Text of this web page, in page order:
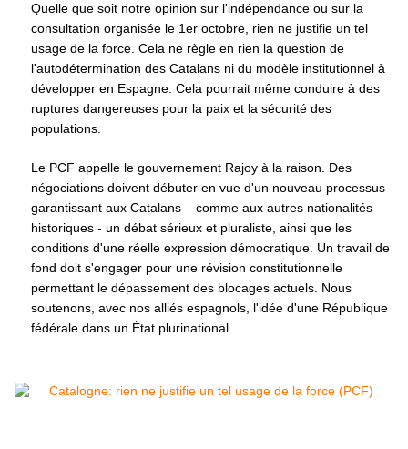
Quelle que soit notre opinion sur l'indépendance ou sur la
consultation organisée le 1er octobre, rien ne justifie un tel
usage de la force. Cela ne règle en rien la question de
l'autodétermination des Catalans ni du modèle institutionnel à
développer en Espagne. Cela pourrait même conduire à des
ruptures dangereuses pour la paix et la sécurité des
populations.
Le PCF appelle le gouvernement Rajoy à la raison. Des
négociations doivent débuter en vue d'un nouveau processus
garantissant aux Catalans – comme aux autres nationalités
historiques - un débat sérieux et pluraliste, ainsi que les
conditions d'une réelle expression démocratique. Un travail de
fond doit s'engager pour une révision constitutionnelle
permettant le dépassement des blocages actuels. Nous
soutenons, avec nos alliés espagnols, l'idée d'une République
fédérale dans un État plurinational.